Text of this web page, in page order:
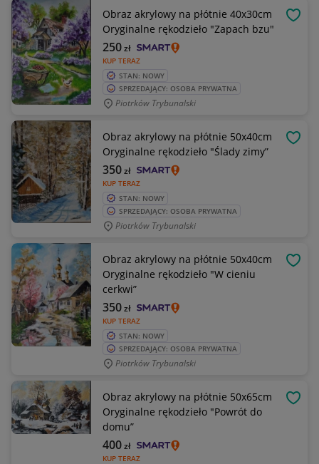
Obraz akrylowy na płótnie 40x30cm
Oryginalne rękodzieło "Zapach bzu"
KUP TERAZ
250zł
STAN: NOWY
SPRZEDAJĄCY: OSOBA PRYWATNA
Piotrków Trybunalski
Obraz akrylowy na płótnie 50x40cm
Oryginalne rękodzieło "Ślady zimy”
KUP TERAZ
350zł
STAN: NOWY
SPRZEDAJĄCY: OSOBA PRYWATNA
Piotrków Trybunalski
Obraz akrylowy na płótnie 50x40cm
Oryginalne rękodzieło "W cieniu
cerkwi”
KUP TERAZ
350zł
STAN: NOWY
SPRZEDAJĄCY: OSOBA PRYWATNA
Piotrków Trybunalski
Obraz akrylowy na płótnie 50x65cm
Oryginalne rękodzieło "Powrót do
domu”
KUP TERAZ
400zł